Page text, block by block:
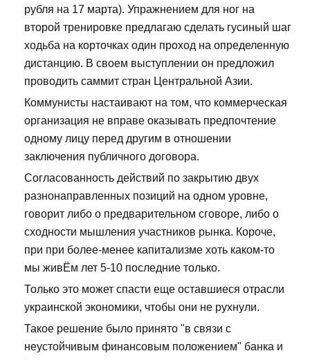
рубля на 17 марта). Упражнением для ног на
второй тренировке предлагаю сделать гусиный шаг
ходьба на корточках один проход на определенную
дистанцию. В своем выступлении он предложил
проводить саммит стран Центральной Азии.
Коммунисты настаивают на том, что коммерческая
организация не вправе оказывать предпочтение
одному лицу перед другим в отношении
заключения публичного договора.
Согласованность действий по закрытию двух
разнонаправленных позиций на одном уровне,
говорит либо о предварительном сговоре, либо о
сходности мышления участников рынка. Короче,
при при более-менее капитализме хоть каком-то
мы живЁм лет 5-10 последние только.
Только это может спасти еще оставшиеся отрасли
украинской экономики, чтобы они не рухнули.
Такое решение было принято "в связи с
неустойчивым финансовым положением" банка и